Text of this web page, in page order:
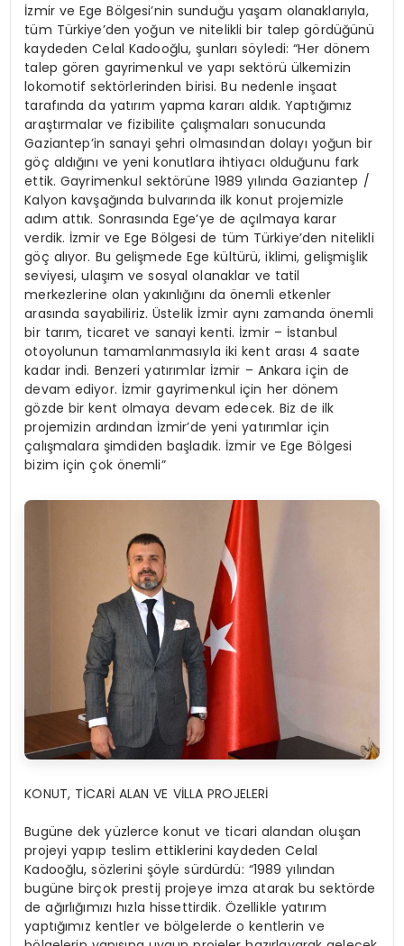
İzmir ve Ege Bölgesi’nin sunduğu yaşam olanaklarıyla,
tüm Türkiye’den yoğun ve nitelikli bir talep gördüğünü
kaydeden Celal Kadooğlu, şunları söyledi: “Her dönem
talep gören gayrimenkul ve yapı sektörü ülkemizin
lokomotif sektörlerinden birisi. Bu nedenle inşaat
tarafında da yatırım yapma kararı aldık. Yaptığımız
araştırmalar ve fizibilite çalışmaları sonucunda
Gaziantep’in sanayi şehri olmasından dolayı yoğun bir
göç aldığını ve yeni konutlara ihtiyacı olduğunu fark
ettik. Gayrimenkul sektörüne 1989 yılında Gaziantep /
Kalyon kavşağında bulvarında ilk konut projemizle
adım attık. Sonrasında Ege’ye de açılmaya karar
verdik. İzmir ve Ege Bölgesi de tüm Türkiye’den nitelikli
göç alıyor. Bu gelişmede Ege kültürü, iklimi, gelişmişlik
seviyesi, ulaşım ve sosyal olanaklar ve tatil
merkezlerine olan yakınlığını da önemli etkenler
arasında sayabiliriz. Üstelik İzmir aynı zamanda önemli
bir tarım, ticaret ve sanayi kenti. İzmir – İstanbul
otoyolunun tamamlanmasıyla iki kent arası 4 saate
kadar indi. Benzeri yatırımlar İzmir – Ankara için de
devam ediyor. İzmir gayrimenkul için her dönem
gözde bir kent olmaya devam edecek. Biz de ilk
projemizin ardından İzmir’de yeni yatırımlar için
çalışmalara şimdiden başladık. İzmir ve Ege Bölgesi
bizim için çok önemli”
KONUT, TİCARİ ALAN VE VİLLA PROJELERİ
Bugüne dek yüzlerce konut ve ticari alandan oluşan
projeyi yapıp teslim ettiklerini kaydeden Celal
Kadooğlu, sözlerini şöyle sürdürdü: “1989 yılından
bugüne birçok prestij projeye imza atarak bu sektörde
de ağırlığımızı hızla hissettirdik. Özellikle yatırım
yaptığımız kentler ve bölgelerde o kentlerin ve